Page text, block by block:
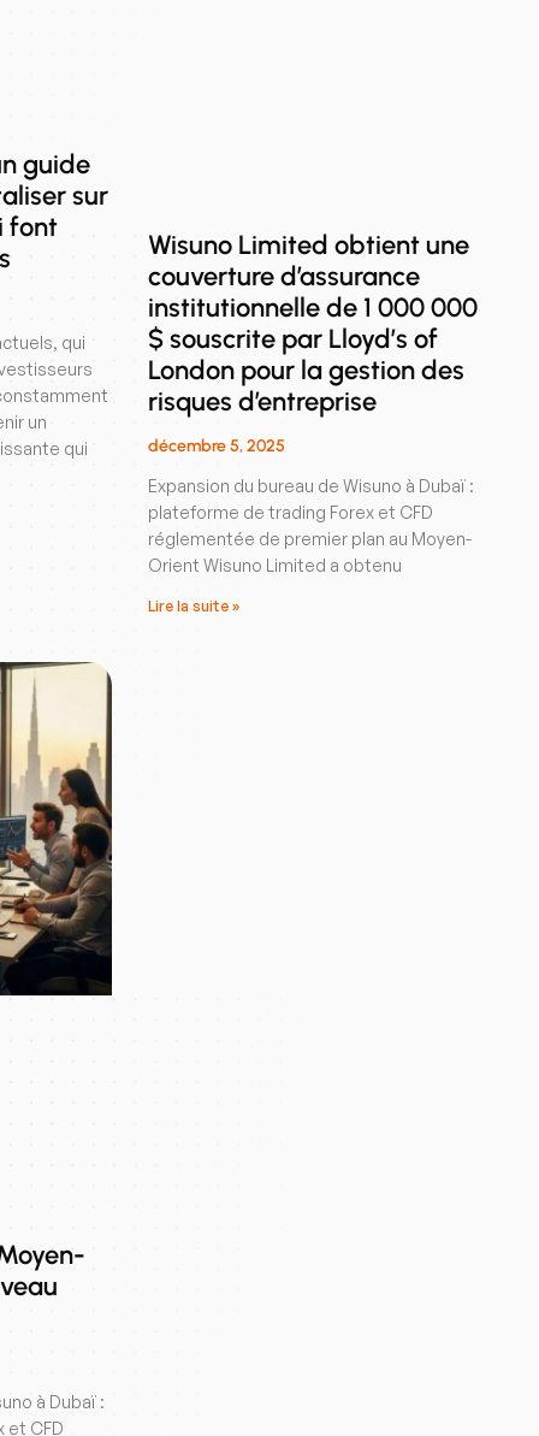
guide
sur
font
qui
un
qui
Wisuno Limited obtient une
couverture d’assurance
institutionnelle de 1 000 000
$ souscrite par Lloyd’s of
London pour la gestion des
risques d’entreprise
décembre 5, 2025
Expansion du bureau de Wisuno à Dubaï :
plateforme de trading Forex et CFD
réglementée de premier plan au Moyen-
Orient Wisuno Limited a obtenu
Lire la suite »
à Dubaï :
et CFD